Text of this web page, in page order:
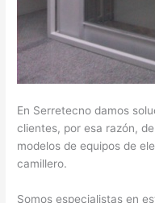
En Serretecno damos
clientes, por esa razón,
modelos de equipos de
camillero.
Somos especialistas en